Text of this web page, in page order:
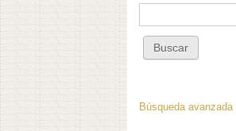
Búsqueda avanzada